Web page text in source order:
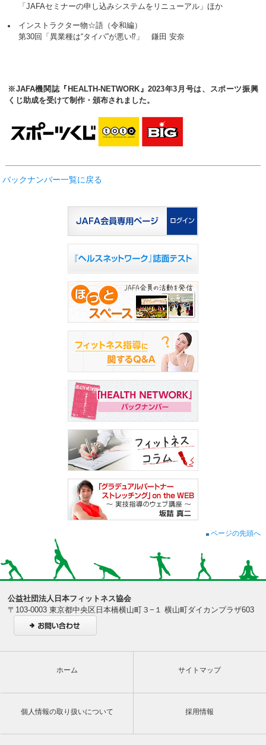
「JAFAセミナーの申し込みシステムをリニューアル」ほか
インストラクター物☆語（令和編）
第30回「異業種は“タイパ”が悪い⁉」 鎌田 安奈
※JAFA機関誌『HEALTH-NETWORK』2023年3月号は、スポーツ振興
くじ助成を受けて制作・頒布されました。
バックナンバー一覧に戻る
ページの先頭へ
公益社団法人日本フィットネス協会
〒103-0003 東京都中央区日本橋横山町３−１ 横山町ダイカンプラザ603
ホーム サイトマップ
個人情報の取り扱いについて 採用情報